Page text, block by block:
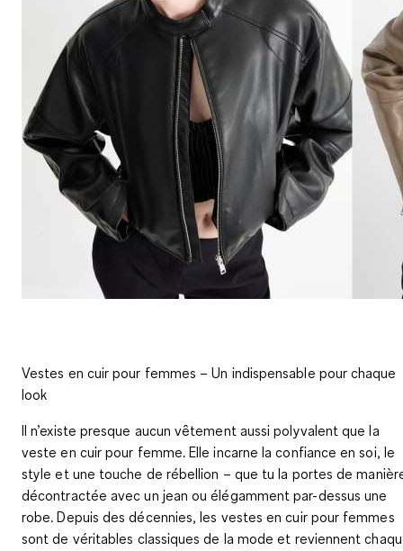
Vestes en cuir pour femmes – Un indispensable pour chaque
look
Il n’existe presque aucun vêtement aussi polyvalent que la
veste en cuir pour femme. Elle incarne la confiance en soi, le
style et une touche de rébellion – que tu la portes de
décontractée avec un jean ou élégamment par-dessus une
robe. Depuis des décennies, les vestes en cuir pour femmes
sont de véritables classiques de la mode et reviennent